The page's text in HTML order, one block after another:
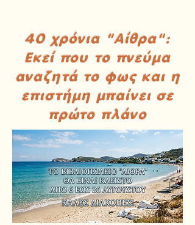
40 χρόνια "Αίθρα":
Εκεί που το πνεύμα
αναζητά το φως και η
επιστήμη μπαίνει σε
πρώτο πλάνο